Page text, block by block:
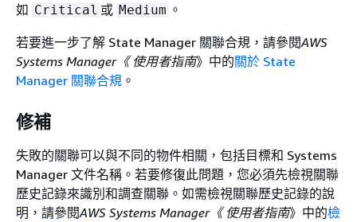
如 Critical 或 Medium 。
若要進一步了解 State Manager 關聯合規，請參閱AWS
Systems Manager《 使用者指南》中的關於 State
Manager 關聯合規 。
修補
失敗的關聯可以與不同的物件相關，包括目標和 Systems
Manager 文件名稱。若要修復此問題，您必須先檢視關聯
歷史記錄來識別和調查關聯。如需檢視關聯歷史記錄的說
明，請參閱AWS Systems Manager《 使用者指南》中的檢